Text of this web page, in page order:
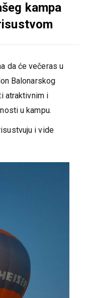
kampa
da će večeras u
Balonarskog
atraktivnim i
u kampu.
i vide